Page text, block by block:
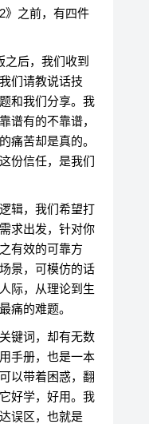
》之前，有四件
之后，我们收到
们请教说话技
和我们分享。我
谱有的不靠谱，
痛苦却是真的。
份信任，是我们
辑，我们希望打
求出发，针对你
有效的可靠方
景，可模仿的话
际，从理论到生
痛的难题。
键词，却有无数
手册，也是一本
以带着困惑，翻
好学，好用。我
误区，也就是